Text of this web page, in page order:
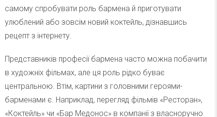
самому спробувати роль бармена й приготувати
улюблений або зовсім новий коктейль, дізнавшись
рецепт з інтернету.
Представників професії бармена часто можна побачити
в художніх фільмах, але ця роль рідко буває
центральною. Втім, картини з головними героями-
барменами є. Наприклад, перегляд фільмів «Ресторан»,
«Коктейль» чи «Бар Медонос» в компанії з власноручно